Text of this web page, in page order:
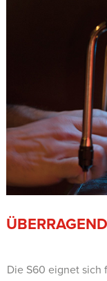
Die S60 eignet sich